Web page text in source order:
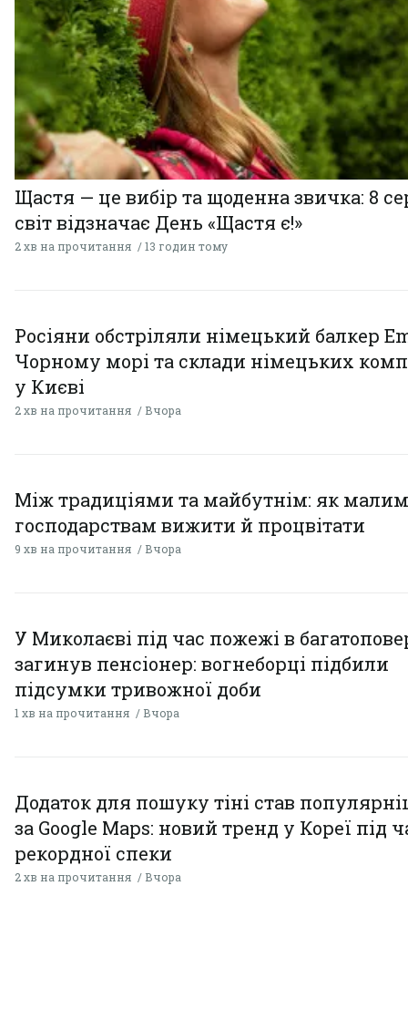
Щастя — це вибір та щоденна звичка: 8
світ відзначає День «Щастя є!»
2 хв на прочитання 13 годин тому
Росіяни обстріляли німецький балкер
Чорному морі та склади німецьких
у Києві
2 хв на прочитання Вчора
Між традиціями та майбутнім: як малим
господарствам вижити й процвітати
9 хв на прочитання Вчора
У Миколаєві під час пожежі в
загинув пенсіонер: вогнеборці підбили
підсумки тривожної доби
1 хв на прочитання Вчора
Додаток для пошуку тіні став
за Google Maps: новий тренд у Кореї під
рекордної спеки
2 хв на прочитання Вчора